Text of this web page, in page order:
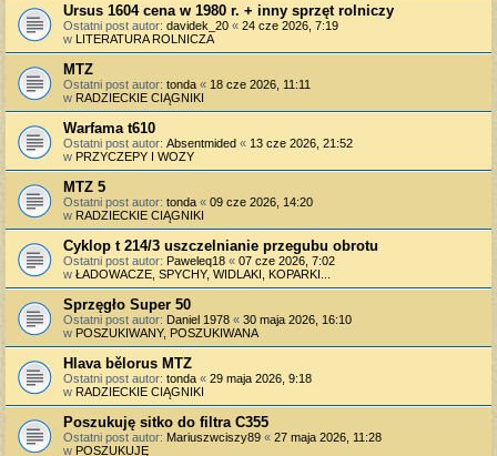
Ursus 1604 cena w 1980 r. + inny sprzęt rolniczy
Ostatni post autor: davidek_20 « 24 cze 2026, 7:19
w LITERATURA ROLNICZA
MTZ
Ostatni post autor: tonda « 18 cze 2026, 11:11
w RADZIECKIE CIĄGNIKI
Warfama t610
Ostatni post autor: Absentmided « 13 cze 2026, 21:52
w PRZYCZEPY I WOZY
MTZ 5
Ostatni post autor: tonda « 09 cze 2026, 14:20
w RADZIECKIE CIĄGNIKI
Cyklop t 214/3 uszczelnianie przegubu obrotu
Ostatni post autor: Paweleq18 « 07 cze 2026, 7:02
w ŁADOWACZE, SPYCHY, WIDLAKI, KOPARKI...
Sprzęgło Super 50
Ostatni post autor: Daniel 1978 « 30 maja 2026, 16:10
w POSZUKIWANY, POSZUKIWANA
Hlava bělorus MTZ
Ostatni post autor: tonda « 29 maja 2026, 9:18
w RADZIECKIE CIĄGNIKI
Poszukuję sitko do filtra C355
Ostatni post autor: Mariuszwciszy89 « 27 maja 2026, 11:28
w POSZUKUJĘ